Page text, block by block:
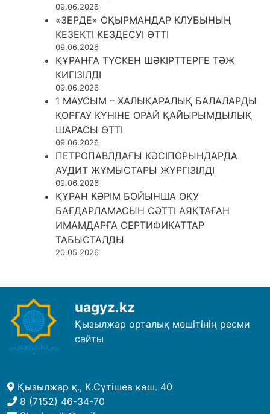
09.06.2026
«ЗЕРДЕ» ОҚЫРМАНДАР КЛУБЫНЫҢ
КЕЗЕКТІ КЕЗДЕСУІ ӨТТІ
09.06.2026
ҚҰРАНҒА ТҮСКЕН ШӘКІРТТЕРГЕ ТӘЖ
КИГІЗІЛДІ
09.06.2026
1 МАУСЫМ – ХАЛЫҚАРАЛЫҚ БАЛАЛАРДЫ
ҚОРҒАУ КҮНІНЕ ОРАЙ ҚАЙЫРЫМДЫЛЫҚ
ШАРАСЫ ӨТТІ
09.06.2026
ПЕТРОПАВЛДАҒЫ КӘСІПОРЫНДАРДА
АУДИТ ЖҰМЫСТАРЫ ЖҮРГІЗІЛДІ
09.06.2026
ҚҰРАН КӘРІМ БОЙЫНША ОҚУ
БАҒДАРЛАМАСЫН СӘТТІ АЯҚТАҒАН
ИМАМДАРҒА СЕРТИФИКАТТАР
ТАБЫСТАЛДЫ
20.05.2026
uagyz.kz
Қызылжар орталық мешітінің ресми
сайты
Қызылжар қ., К.Сүтішев көш. 40
8 (7152) 46-34-70